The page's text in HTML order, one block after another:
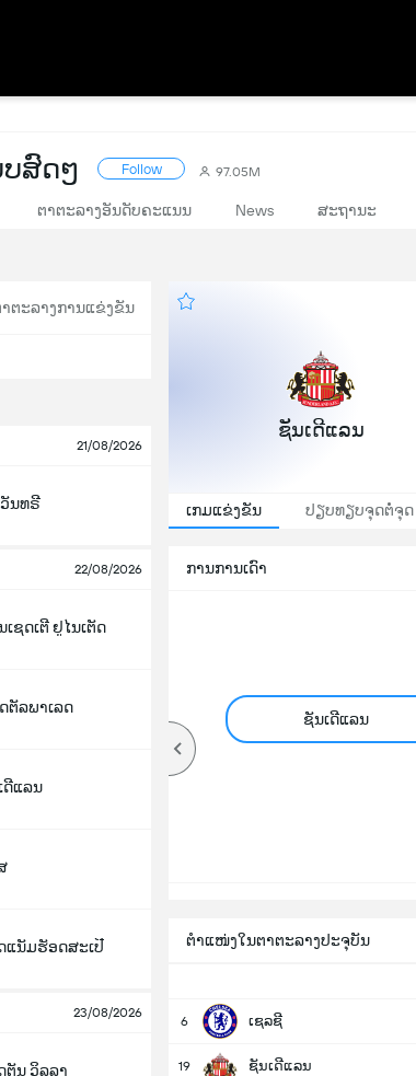
ສົດໆ Follow 97.05M
ຕາຕະລາງອັນດັບຄະແນນ News ສະຖານະ
າຕະລາງການແຂ່ງຂັນ
21/08/2026
ວັນທຣີ
22/08/2026
ເຊດເຕີ ຢູໄນເຕັດ
ຕັລພາເລດ
ດີແລນ
ແນັມຮັອດສະເປີ
23/08/2026
ຕັນ ວິລລາ
ຊັນເດີແລນ
ເກມແຂ່ງຂັນ ປຽບທຽບຈຸດຕໍ່ຈຸດ
ການການເດົາ
ຊັນເດີແລນ
ຕຳແໜ່ງໃນຕາຕະລາງປະຈຸບັນ
6 ເຊລຊີ
19 ຊັນເດີແລນ